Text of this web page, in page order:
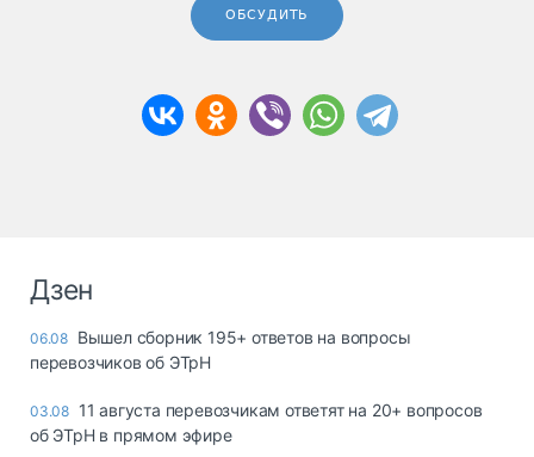
ОБСУДИТЬ
Дзен
06.08 Вышел сборник 195+ ответов на вопросы
перевозчиков об ЭТрН
03.08 11 августа перевозчикам ответят на 20+ вопросов
об ЭТрН в прямом эфире